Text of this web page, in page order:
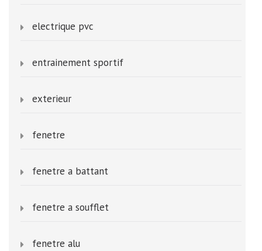
electrique pvc
entrainement sportif
exterieur
fenetre
fenetre a battant
fenetre a soufflet
fenetre alu